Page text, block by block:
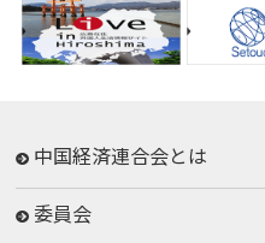
中国経済連合会とは
委員会